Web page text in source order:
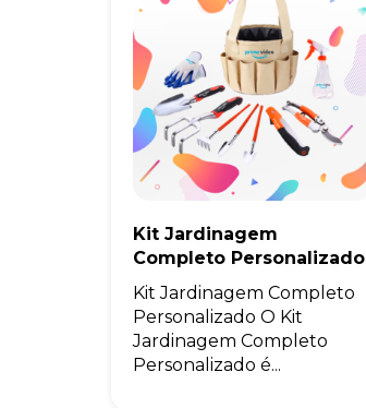
Kit Jardinagem
Completo Personalizado
Kit Jardinagem Completo
Personalizado O Kit
Jardinagem Completo
Personalizado é...